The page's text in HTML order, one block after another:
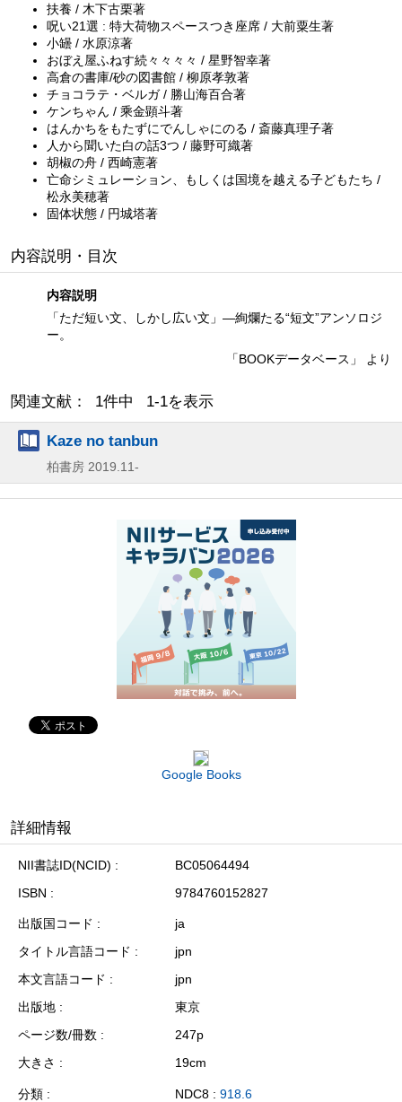
扶養 / 木下古栗著
呪い21選 : 特大荷物スペースつき座席 / 大前粟生著
小罎 / 水原涼著
おぼえ屋ふねす続々々々々 / 星野智幸著
高倉の書庫/砂の図書館 / 柳原孝敦著
チョコラテ・ベルガ / 勝山海百合著
ケンちゃん / 乘金顕斗著
はんかちをもたずにでんしゃにのる / 斎藤真理子著
人から聞いた白の話3つ / 藤野可織著
胡椒の舟 / 西崎憲著
亡命シミュレーション、もしくは国境を越える子どもたち /
松永美穂著
固体状態 / 円城塔著
内容説明・目次
内容説明
「ただ短い文、しかし広い文」—絢爛たる“短文”アンソロジ
ー。
「BOOKデータベース」 より
関連文献： 1件中 1-1を表示
Kaze no tanbun
柏書房 2019.11-
Google Books
詳細情報
NII書誌ID(NCID)
BC05064494
ISBN
9784760152827
出版国コード
ja
タイトル言語コード
jpn
本文言語コード
jpn
出版地
東京
ページ数/冊数
247p
大きさ
19cm
分類 NDC8 : 918.6